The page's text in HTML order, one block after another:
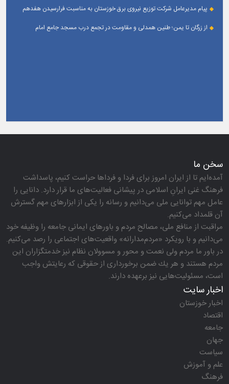
پیام مدیرعامل شرکت توزیع نیروی برق خوزستان به مناسبت فرارسیدن هفدهم
از زرگان تا یمن؛ طنین همدلی و مقاومت در تجمع درب مسجد جامع امام
سخن ما
آمده‌ایم تا از ایران امروز برای فردا و فرداها حراست كنیم، پاسداشت
فرهنگ غنی ایرانِ اسلامی در پیشانی فعالیت‌های ما قرار دارد. دانایی را
عامل مهم توانایی ملی می‌دانیم و رسانه را یكی از ابزارهای مهم گسترش
آن قلمداد می‌كنیم.
مراقبت از منافع ملی، مصالح مردم و باورهای ایمانی جامعه را وظیفه خود
می‌دانیم و با رویكرد «مردم‌مدارانه‌» واقعیت‌های اجتماعی را رصد می‌كنیم.
در باور ما مردم ولی نعمت و محور و مسوولان نظام نیز خدمتگزاران این
مردم هستند و هر یك ضمن برخورداری از حقوقی كه رعایتش واجب
است، مسئولیت‌هایی نیز برعهده دارند.
اخبار سایت
اخبار خوزستان
اقتصاد
جامعه
جهان
سیاست
علم و آموزش
فرهنگ